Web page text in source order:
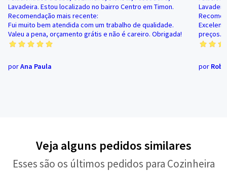
Lavadeira. Estou localizado no bairro Centro em Timon.
Recomendação mais recente:
Fui muito bem atendida com um trabalho de qualidade.
Valeu a pena, orçamento grátis e não é careiro. Obrigada!
porAna Paula
preços.
por
Veja alguns pedidos similares
Esses são os últimos pedidos para Cozinheira